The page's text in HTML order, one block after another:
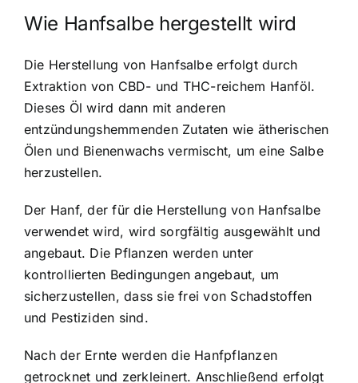
Wie Hanfsalbe hergestellt wird
Die Herstellung von Hanfsalbe erfolgt durch
Extraktion von CBD- und THC-reichem Hanföl.
Dieses Öl wird dann mit anderen
entzündungshemmenden Zutaten wie ätherischen
Ölen und Bienenwachs vermischt, um eine Salbe
herzustellen.
Der Hanf, der für die Herstellung von Hanfsalbe
verwendet wird, wird sorgfältig ausgewählt und
angebaut. Die Pflanzen werden unter
kontrollierten Bedingungen angebaut, um
sicherzustellen, dass sie frei von Schadstoffen
und Pestiziden sind.
Nach der Ernte werden die Hanfpflanzen
getrocknet und zerkleinert. Anschließend erfolgt